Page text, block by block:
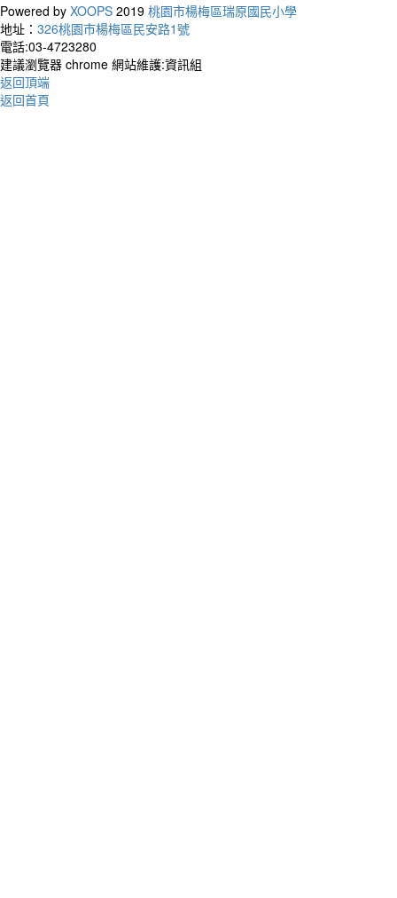
Powered by XOOPS 2019 桃園市楊梅區瑞原國民小學
地址： 326桃園市楊梅區民安路1號
電話:03-4723280
建議瀏覽器 chrome 網站維護:資訊組
返回頂端
返回首頁